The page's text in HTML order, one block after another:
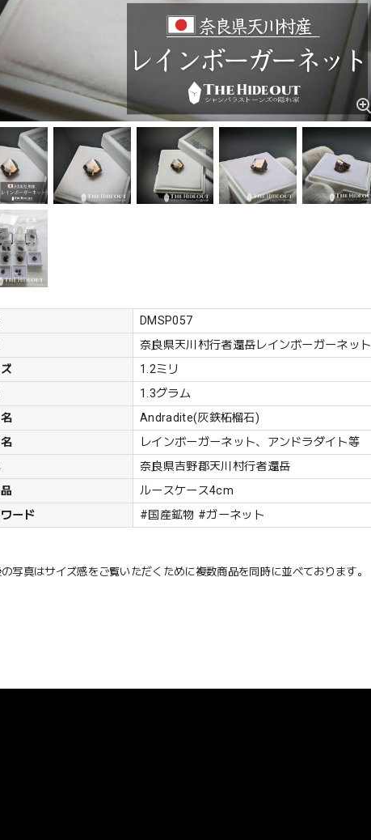
DMSP057
奈良県天川村行者還岳レインボーガーネット
1.2ミリ
1.3グラム
Andradite(灰鉄柘榴石)
レインボーガーネット、アンドラダイト等
奈良県吉野郡天川村行者還岳
ルースケース4cm
ード
#国産鉱物 #ガーネット
写真はサイズ感をご覧いただくために複数商品を同時に並べております。